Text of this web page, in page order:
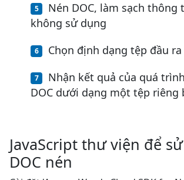
Nén DOC, làm sạch thông
không sử dụng
Chọn định dạng tệp đầu ra
Nhận kết quả của quá
DOC dưới dạng một tệp riêng
JavaScript thư viện để
DOC nén